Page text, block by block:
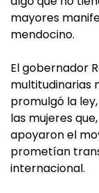
mayores
mendocino.
El gobernador
multitudinarias
promulgó la
las mujeres
apoyaron el
prometían
internacional.